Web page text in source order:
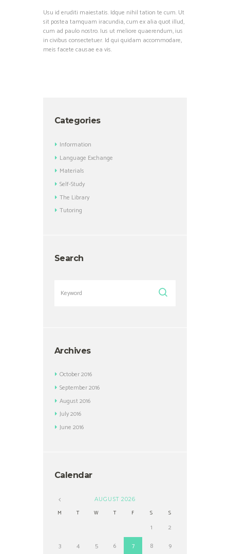
Usu id eruditi maiestatis. Idque nihil tation te cum. Ut
sit postea tamquam iracundia, cum ex alia quot illud,
cum ad paulo nostro. Ius ut meliore quaerendum, ius
in civibus consectetuer. Id qui quidam accommodare,
meis facete causae ea vis.
Categories
Information
Language Exchange
Materials
Self-Study
The Library
Tutoring
Search
Archives
October2016
September2016
August2016
July2016
June2016
Calendar
AUGUST 2026
M T W T F S S
1
2
3
4 5 6 7 8
9